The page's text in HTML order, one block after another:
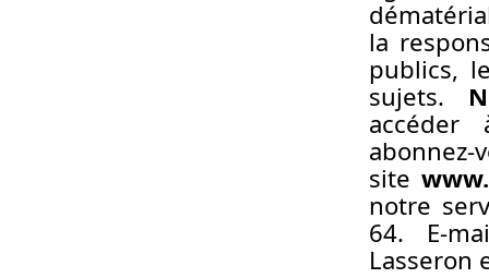
la
publics,
sujets.
site
notre
64. E-
Lasseron